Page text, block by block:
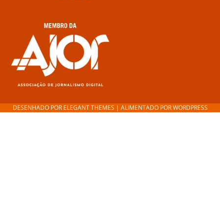
DESENHADO POR ELEGANT THEMES | ALIMENTADO PORWORDPRESS